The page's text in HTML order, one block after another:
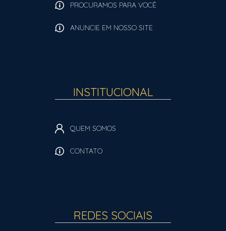
PROCURAMOS PARA VOCÊ
ANUNCIE EM NOSSO SITE
INSTITUCIONAL
QUEM SOMOS
CONTATO
REDES SOCIAIS